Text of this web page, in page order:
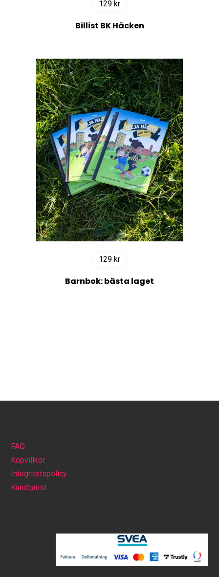
129 kr
Billist BK Häcken
129 kr
Barnbok: bästa laget
FAQ
Köpvillkor
Integritetspolicy
Kundtjänst